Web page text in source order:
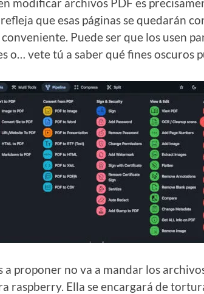
que esas páginas se quedarán
Puede ser que los usen
o… vete tú a saber qué fines oscuros
a proponer no va a mandar los
raspberry. Ella se encargará de